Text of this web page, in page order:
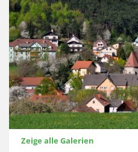
Zeige alle Galerien